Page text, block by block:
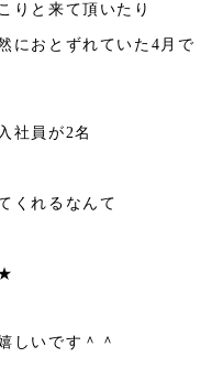
りと来て頂いたり
におとずれていた4月で
社員が2名
くれるなんて
しいです＾＾